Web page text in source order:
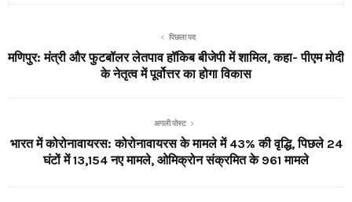
पिछला पद
मणिपुर: मंत्री और फुटबॉलर लेतपाव हॉकिब बीजेपी में शामिल, कहा- पीएम मोदी
के नेतृत्व में पूर्वोत्तर का होगा विकास
अगली पोस्ट
भारत में कोरोनावायरस: कोरोनावायरस के मामले में 43% की वृद्धि, पिछले 24
घंटों में 13,154 नए मामले, ओमिक्रोन संक्रमित के 961 मामले